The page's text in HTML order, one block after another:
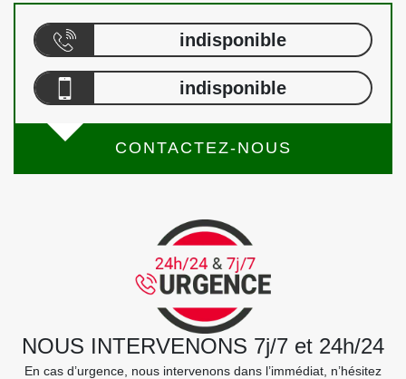
indisponible
indisponible
CONTACTEZ-NOUS
NOUS INTERVENONS 7j/7 et 24h/24
En cas d’urgence, nous intervenons dans l’immédiat, n’hésitez